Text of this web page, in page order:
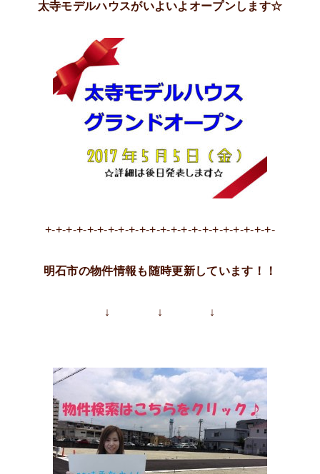
太寺モデルハウスがいよいよオープンします☆
+-+-+-+-+-+-+-+-+-+-+-+-+-+-+-+-+-+-+-+-+-+-
明石市の物件情報も随時更新しています！！
↓ ↓ ↓